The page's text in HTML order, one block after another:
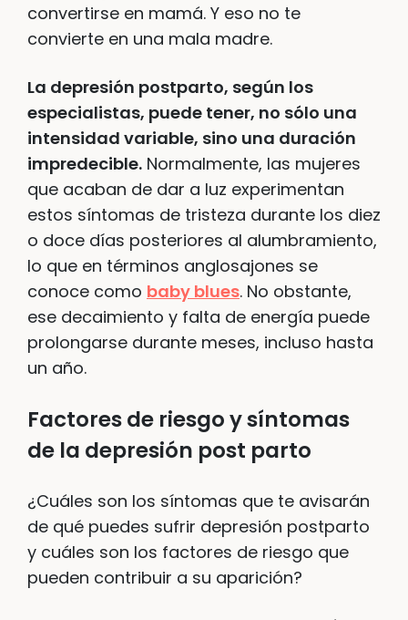
convertirse en mamá. Y eso no te
convierte en una mala madre.
La depresión postparto, según los
especialistas, puede tener, no sólo una
intensidad variable, sino una duración
impredecible. Normalmente, las mujeres
que acaban de dar a luz experimentan
estos síntomas de tristeza durante los diez
o doce días posteriores al alumbramiento,
lo que en términos anglosajones se
conoce como baby blues. No obstante,
ese decaimiento y falta de energía puede
prolongarse durante meses, incluso hasta
un año.
Factores de riesgo y síntomas
de la depresión post parto
¿Cuáles son los síntomas que te avisarán
de qué puedes sufrir depresión postparto
y cuáles son los factores de riesgo que
pueden contribuir a su aparición?